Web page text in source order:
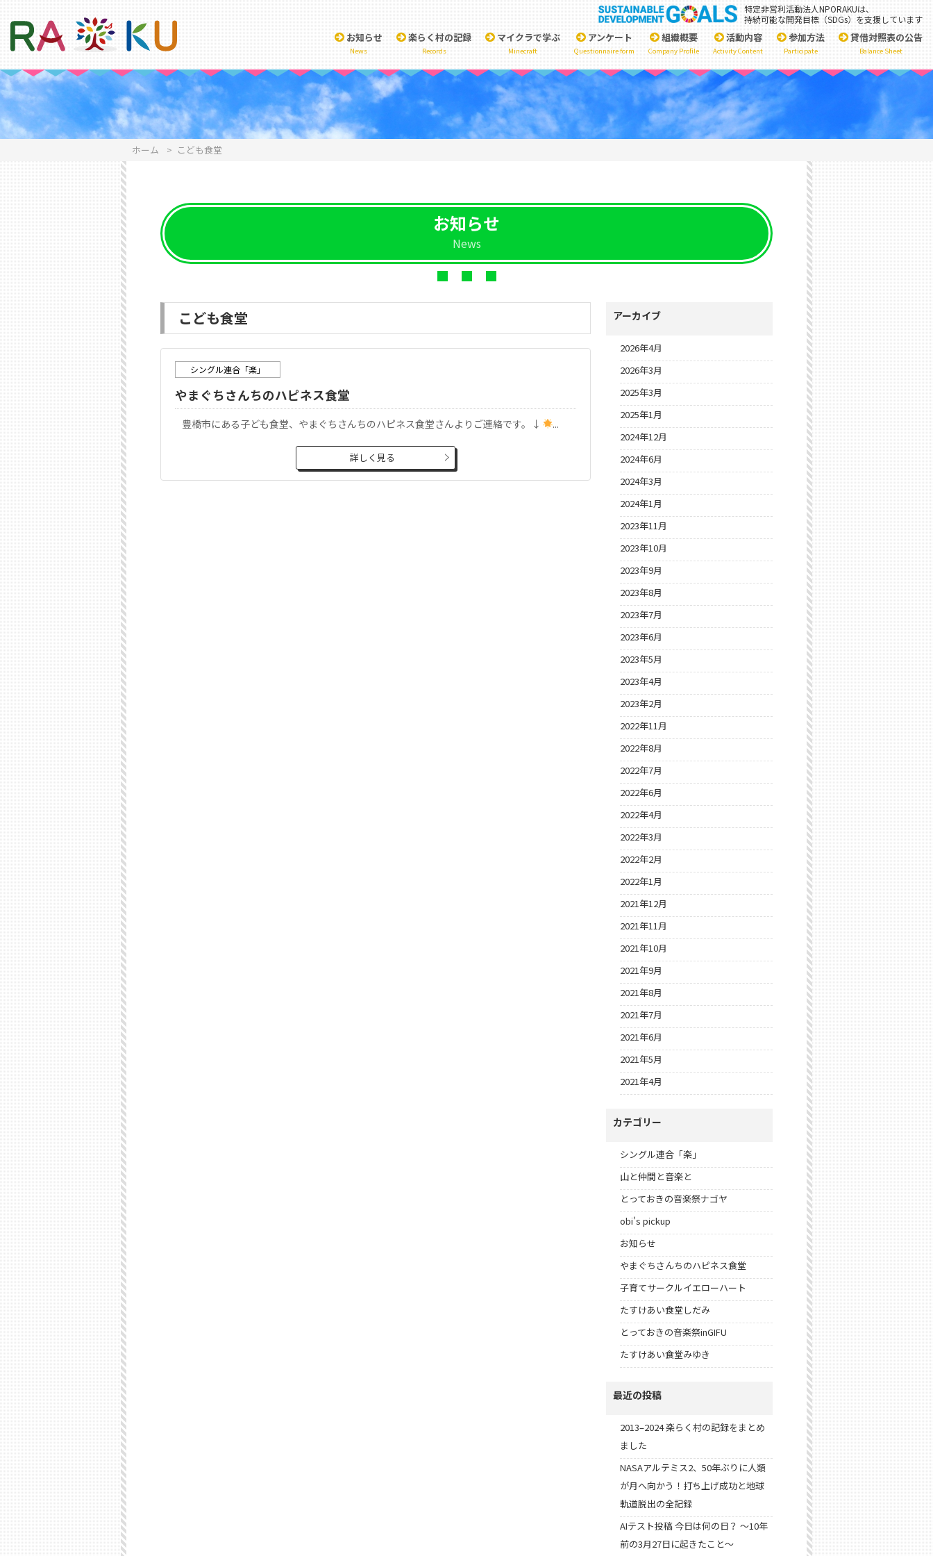
特定非営利活動法人NPORAKUは、
持続可能な開発目標（SDGs）を支援しています
お知らせ
News
楽らく村の記録
Records
マイクラで学ぶ
Minecraft
アンケート
Questionnaire form
組織概要
Company Profile
活動内容
Activity Content
参加方法
Participate
貸借対照表の公告
Balance Sheet
ホーム > こども食堂
お知らせ
News
こども食堂
シングル連合「楽」
やまぐちさんちのハピネス食堂
豊橋市にある子ども食堂、やまぐちさんちのハピネス食堂さんよりご連絡です。↓ ...
詳しく見る
アーカイブ
2026年4月
2026年3月
2025年3月
2025年1月
2024年12月
2024年6月
2024年3月
2024年1月
2023年11月
2023年10月
2023年9月
2023年8月
2023年7月
2023年6月
2023年5月
2023年4月
2023年2月
2022年11月
2022年8月
2022年7月
2022年6月
2022年4月
2022年3月
2022年2月
2022年1月
2021年12月
2021年11月
2021年10月
2021年9月
2021年8月
2021年7月
2021年6月
2021年5月
2021年4月
カテゴリー
シングル連合「楽」
山と仲間と音楽と
とっておきの音楽祭ナゴヤ
obi's pickup
お知らせ
やまぐちさんちのハピネス食堂
子育てサークルイエローハート
たすけあい食堂しだみ
とっておきの音楽祭inGIFU
たすけあい食堂みゆき
最近の投稿
2013–2024 楽らく村の記録をまとめ
ました
NASAアルテミス2、50年ぶりに人類
が月へ向かう！打ち上げ成功と地球
軌道脱出の全記録
AIテスト投稿 今日は何の日？ 〜10年
前の3月27日に起きたこと〜